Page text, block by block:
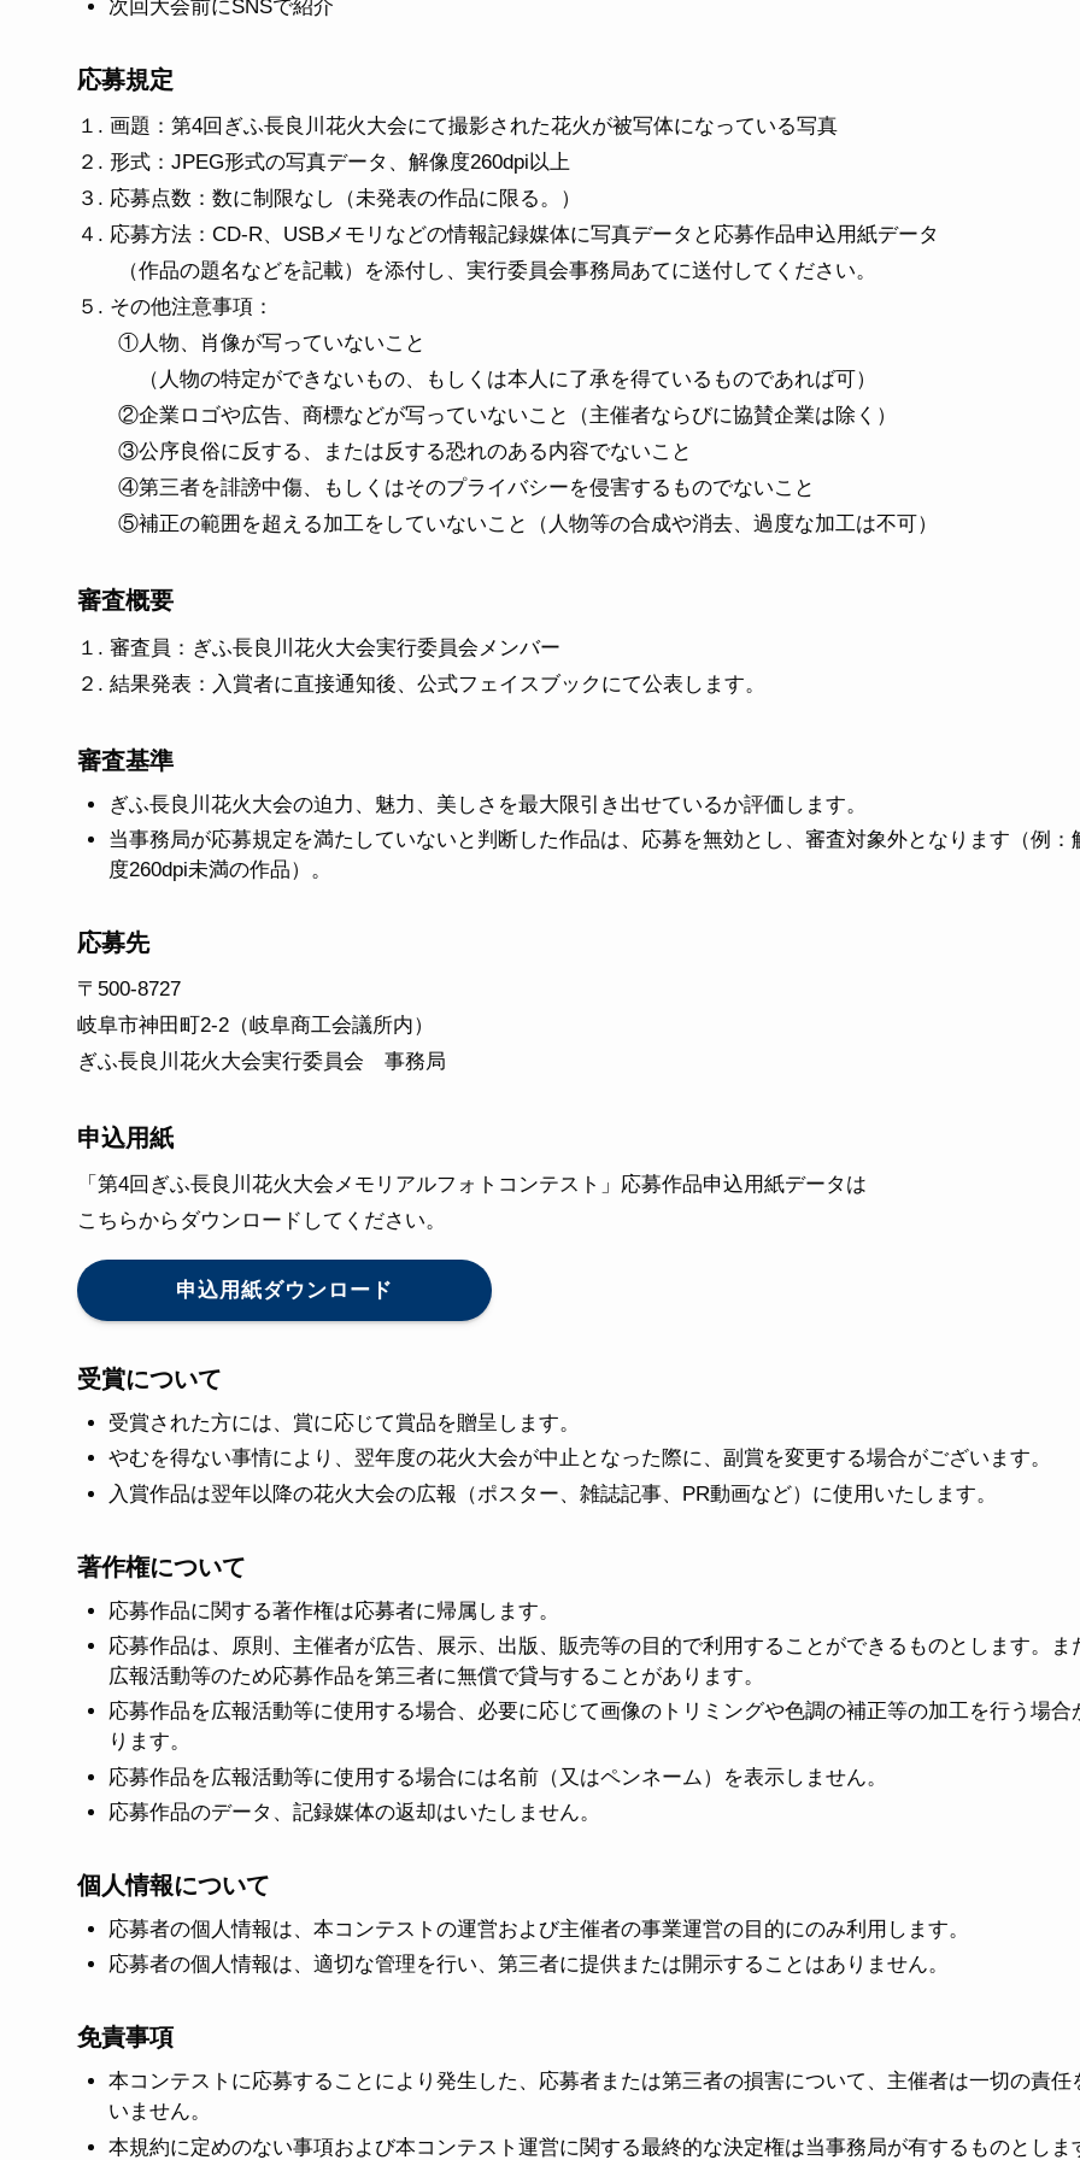
次回大会前にSNSで紹介
応募規定
１. 画題：第4回ぎふ長良川花火大会にて撮影された花火が被写体になっている写真
２. 形式：JPEG形式の写真データ、解像度260dpi以上
３. 応募点数：数に制限なし（未発表の作品に限る。）
４. 応募方法：CD-R、USBメモリなどの情報記録媒体に写真データと応募作品申込用紙データ
（作品の題名などを記載）を添付し、実行委員会事務局あてに送付してください。
５. その他注意事項：
①人物、肖像が写っていないこと
（人物の特定ができないもの、もしくは本人に了承を得ているものであれば可）
②企業ロゴや広告、商標などが写っていないこと（主催者ならびに協賛企業は除く）
③公序良俗に反する、または反する恐れのある内容でないこと
④第三者を誹謗中傷、もしくはそのプライバシーを侵害するものでないこと
⑤補正の範囲を超える加工をしていないこと（人物等の合成や消去、過度な加工は不可）
審査概要
１. 審査員：ぎふ長良川花火大会実行委員会メンバー
２. 結果発表：入賞者に直接通知後、公式フェイスブックにて公表します。
審査基準
ぎふ長良川花火大会の迫力、魅力、美しさを最大限引き出せているか評価します。
当事務局が応募規定を満たしていないと判断した作品は、応募を無効とし、審査対象外となります（例：
度260dpi未満の作品）。
応募先
〒500-8727
岐阜市神田町2-2（岐阜商工会議所内）
ぎふ長良川花火大会実行委員会 事務局
申込用紙
「第4回ぎふ長良川花火大会メモリアルフォトコンテスト」応募作品申込用紙データは
こちらからダウンロードしてください。
申込用紙ダウンロード
受賞について
受賞された方には、賞に応じて賞品を贈呈します。
やむを得ない事情により、翌年度の花火大会が中止となった際に、副賞を変更する場合がございます。
入賞作品は翌年以降の花火大会の広報（ポスター、雑誌記事、PR動画など）に使用いたします。
著作権について
応募作品に関する著作権は応募者に帰属します。
応募作品は、原則、主催者が広告、展示、出版、販売等の目的で利用することができるものとします。ま
広報活動等のため応募作品を第三者に無償で貸与することがあります。
応募作品を広報活動等に使用する場合、必要に応じて画像のトリミングや色調の補正等の加工を行う場合
ります。
応募作品を広報活動等に使用する場合には名前（又はペンネーム）を表示しません。
応募作品のデータ、記録媒体の返却はいたしません。
個人情報について
応募者の個人情報は、本コンテストの運営および主催者の事業運営の目的にのみ利用します。
応募者の個人情報は、適切な管理を行い、第三者に提供または開示することはありません。
免責事項
本コンテストに応募することにより発生した、応募者または第三者の損害について、主催者は一切の責任
いません。
本規約に定めのない事項および本コンテスト運営に関する最終的な決定権は当事務局が有するものとしま